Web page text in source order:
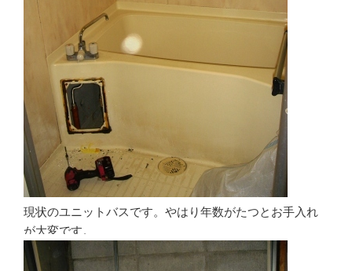
現状のユニットバスです。やはり年数がたつとお手入れ
が大変です。